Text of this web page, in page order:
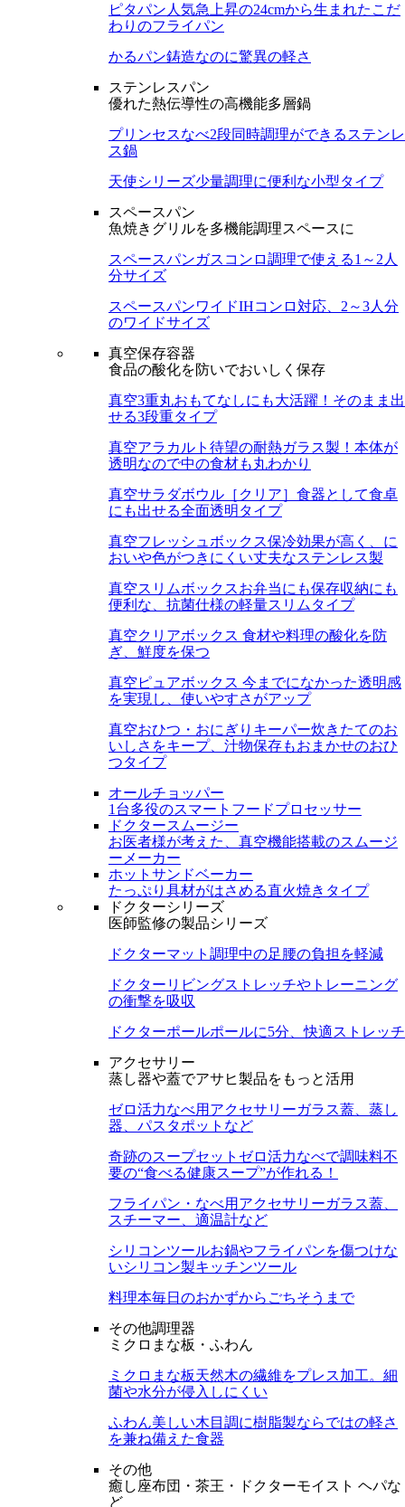
ピタパン 人気急上昇の24cmから生まれたこだ
わりのフライパン
かるパン鋳造なのに驚異の軽さ
ステンレスパン
優れた熱伝導性の高機能多層鍋
プリンセスなべ2段同時調理ができるステンレ
ス鍋
天使シリーズ少量調理に便利な小型タイプ
スペースパン
魚焼きグリルを多機能調理スペースに
スペースパンガスコンロ調理で使える1～2人
分サイズ
スペースパンワイドIHコンロ対応、2～3人分
のワイドサイズ
真空保存容器
食品の酸化を防いでおいしく保存
真空3重丸おもてなしにも大活躍！そのまま出
せる3段重タイプ
真空アラカルト 待望の耐熱ガラス製！本体が
透明なので中の食材も丸わかり
真空サラダボウル［クリア］ 食器として食卓
にも出せる全面透明タイプ
真空フレッシュボックス保冷効果が高く、に
おいや色がつきにくい丈夫なステンレス製
真空スリムボックスお弁当にも保存収納にも
便利な、抗菌仕様の軽量スリムタイプ
真空クリアボックス 食材や料理の酸化を防
ぎ、鮮度を保つ
真空ピュアボックス 今までになかった透明感
を実現し、使いやすさがアップ
真空おひつ・おにぎりキーパー炊きたてのお
いしさをキープ、汁物保存もおまかせのおひ
つタイプ
オールチョッパー
1台多役のスマートフードプロセッサー
ドクタースムージー
お医者様が考えた、真空機能搭載のスムージ
ーメーカー
ホットサンドベーカー
たっぷり具材がはさめる直火焼きタイプ
ドクターシリーズ
医師監修の製品シリーズ
ドクターマット 調理中の足腰の負担を軽減
ドクターリビングストレッチやトレーニング
の衝撃を吸収
ドクターポールポールに5分、快適ストレッチ
アクセサリー
蒸し器や蓋でアサヒ製品をもっと活用
ゼロ活力なべ用アクセサリーガラス蓋、蒸し
器、パスタポットなど
奇跡のスープセット ゼロ活力なべで調味料不
要の“食べる健康スープ”が作れる！
フライパン・なべ用アクセサリーガラス蓋、
スチーマー、適温計など
シリコンツールお鍋やフライパンを傷つけな
いシリコン製キッチンツール
料理本毎日のおかずからごちそうまで
その他調理器
ミクロまな板・ふわん
ミクロまな板天然木の繊維をプレス加工。細
菌や水分が侵入しにくい
ふわん美しい木目調に樹脂製ならではの軽さ
を兼ね備えた食器
その他
癒し座布団・茶王・ドクターモイスト ヘパな
ど